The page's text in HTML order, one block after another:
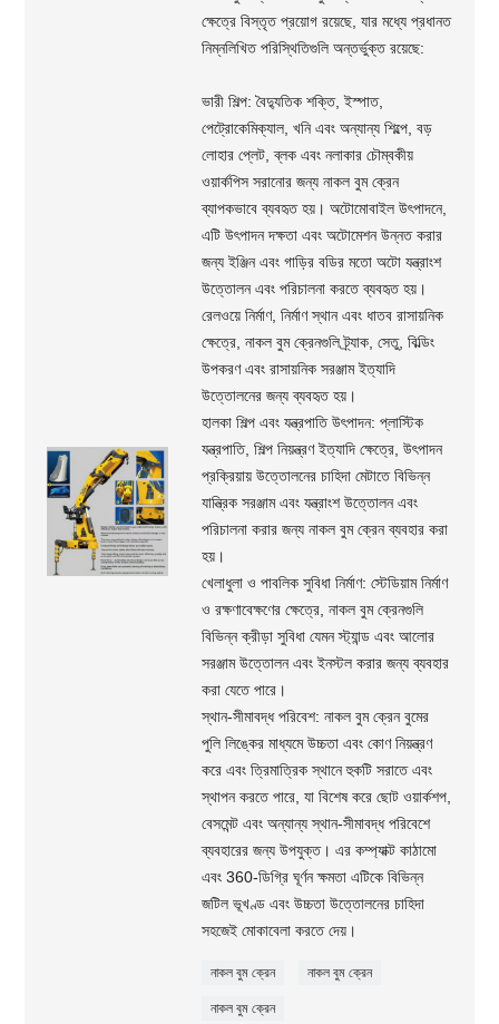
ক্ষেত্রে বিস্তৃত প্রয়োগ রয়েছে, যার মধ্যে প্রধানত
নিম্নলিখিত পরিস্থিতিগুলি অন্তর্ভুক্ত রয়েছে:
ভারী শিল্প: বৈদ্যুতিক শক্তি, ইস্পাত,
পেট্রোকেমিক্যাল, খনি এবং অন্যান্য শিল্পে, বড়
লোহার প্লেট, ব্লক এবং নলাকার চৌম্বকীয়
ওয়ার্কপিস সরানোর জন্য নাকল বুম ক্রেন
ব্যাপকভাবে ব্যবহৃত হয়। অটোমোবাইল উৎপাদনে,
এটি উৎপাদন দক্ষতা এবং অটোমেশন উন্নত করার
জন্য ইঞ্জিন এবং গাড়ির বডির মতো অটো যন্ত্রাংশ
উত্তোলন এবং পরিচালনা করতে ব্যবহৃত হয়।
রেলওয়ে নির্মাণ, নির্মাণ স্থান এবং ধাতব রাসায়নিক
ক্ষেত্রে, নাকল বুম ক্রেনগুলি ট্র্যাক, সেতু, বিল্ডিং
উপকরণ এবং রাসায়নিক সরঞ্জাম ইত্যাদি
উত্তোলনের জন্য ব্যবহৃত হয়।
হালকা শিল্প এবং যন্ত্রপাতি উৎপাদন: প্লাস্টিক
যন্ত্রপাতি, শিল্প নিয়ন্ত্রণ ইত্যাদি ক্ষেত্রে, উৎপাদন
প্রক্রিয়ায় উত্তোলনের চাহিদা মেটাতে বিভিন্ন
যান্ত্রিক সরঞ্জাম এবং যন্ত্রাংশ উত্তোলন এবং
পরিচালনা করার জন্য নাকল বুম ক্রেন ব্যবহার করা
হয়।
খেলাধুলা ও পাবলিক সুবিধা নির্মাণ: স্টেডিয়াম নির্মাণ
ও রক্ষণাবেক্ষণের ক্ষেত্রে, নাকল বুম ক্রেনগুলি
বিভিন্ন ক্রীড়া সুবিধা যেমন স্ট্যান্ড এবং আলোর
সরঞ্জাম উত্তোলন এবং ইনস্টল করার জন্য ব্যবহার
করা যেতে পারে।
স্থান-সীমাবদ্ধ পরিবেশ: নাকল বুম ক্রেন বুমের
পুলি লিঙ্কের মাধ্যমে উচ্চতা এবং কোণ নিয়ন্ত্রণ
করে এবং ত্রিমাত্রিক স্থানে হুকটি সরাতে এবং
স্থাপন করতে পারে, যা বিশেষ করে ছোট ওয়ার্কশপ,
বেসমেন্ট এবং অন্যান্য স্থান-সীমাবদ্ধ পরিবেশে
ব্যবহারের জন্য উপযুক্ত। এর কম্প্যাক্ট কাঠামো
এবং 360-ডিগ্রি ঘূর্ণন ক্ষমতা এটিকে বিভিন্ন
জটিল ভূখণ্ড এবং উচ্চতা উত্তোলনের চাহিদা
সহজেই মোকাবেলা করতে দেয়।
নাকল বুম ক্রেন নাকল বুম ক্রেন
নাকল বুম ক্রেন